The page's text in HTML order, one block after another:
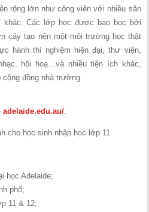
rộng lớn như công viên với nhiều sân
Các lớp học được bao bọc bởi
cây tạo nên một môi trường học thật
hành thí nghiệm hiện đại, thư viện,
hội hoạ…và nhiều tiện ích khác,
đồng nhà trường.
adelaide.edu.au/:
cho học sinh nhập học lớp 11
học Adelaide;
phố;
11 & 12;